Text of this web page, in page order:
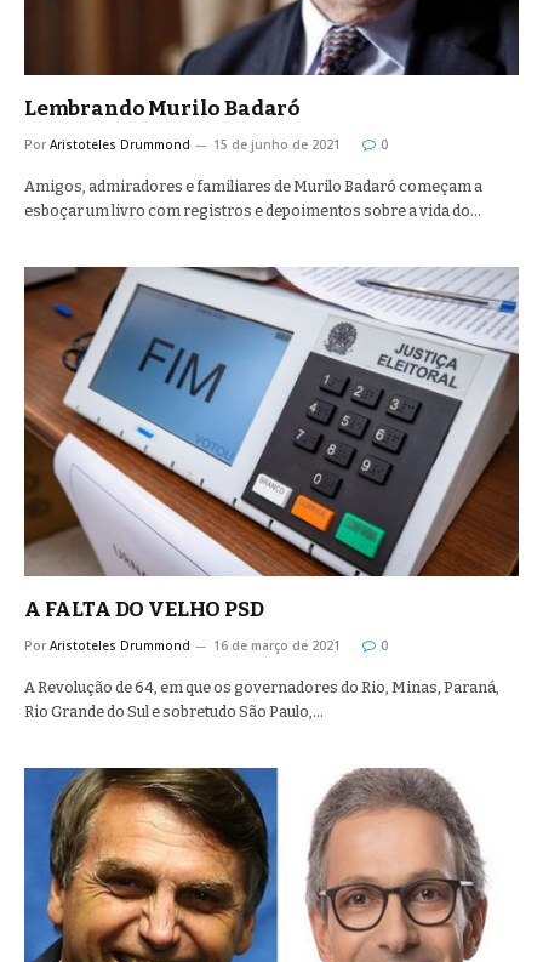
Lembrando Murilo Badaró
Por Aristoteles Drummond 15 de junho de 2021 0
Amigos, admiradores e familiares de Murilo Badaró começam a
esboçar um livro com registros e depoimentos sobre a vida do…
A FALTA DO VELHO PSD
Por Aristoteles Drummond 16 de março de 2021 0
A Revolução de 64, em que os governadores do Rio, Minas, Paraná,
Rio Grande do Sul e sobretudo São Paulo,…